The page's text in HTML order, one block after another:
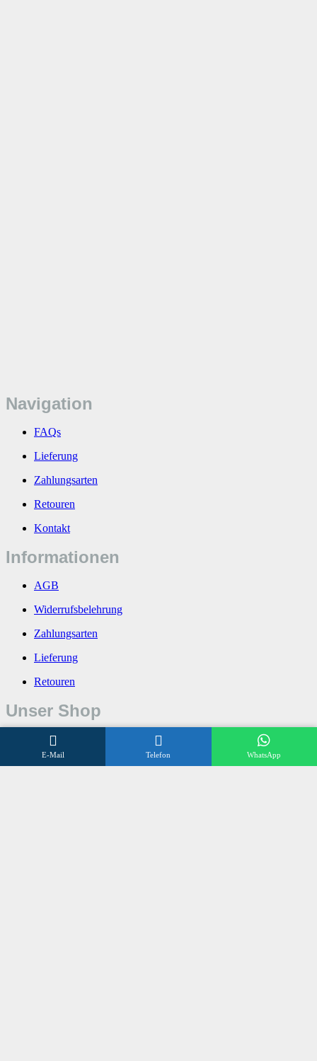
Navigation
FAQs
Lieferung
Zahlungsarten
Retouren
Kontakt
Informationen
AGB
Widerrufsbelehrung
Zahlungsarten
Lieferung
Retouren
Unser Shop
Über uns
E-Mail Telefon WhatsApp